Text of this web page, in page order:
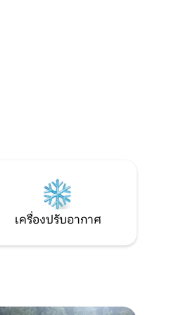
เครื่องปรับอากาศ